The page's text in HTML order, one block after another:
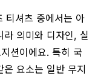
티셔츠 중에서는 아
의미와 디자인, 실
션이에요. 특히 국
요소는 일반 무지